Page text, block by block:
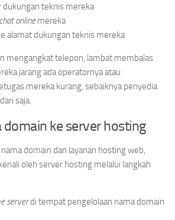
teknis mereka
chat onlinemereka
alamat dukungan teknis mereka
mengangkat telepon, lambat membalas
jarang ada operatornya atau
mereka kurang, sebaiknya penyedia
saja.
ke server hosting
domain dan layanan hosting web,
oleh server hosting melalui langkah
serverdi tempat pengelolaan nama domain